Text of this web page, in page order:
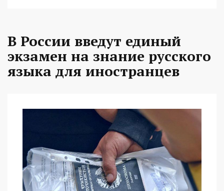
В России введут единый
экзамен на знание русского
языка для иностранцев